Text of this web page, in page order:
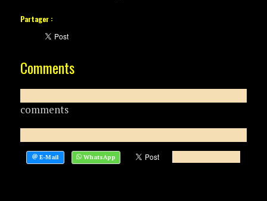
Partager :
Comments
comments